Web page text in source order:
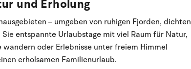
und Erholung
– umgeben von ruhigen Fjorden, dichten
entspannte Urlaubstage mit viel Raum für Natur,
oder Erlebnisse unter freiem Himmel
erholsamen Familienurlaub.